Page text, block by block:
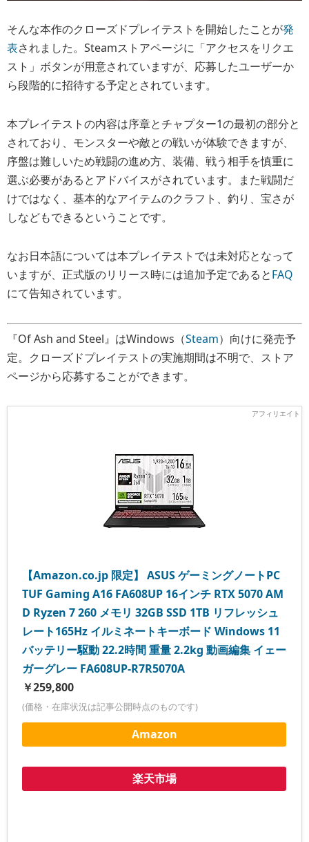
そんな本作のクローズドプレイテストを開始したことが発
表されました。Steamストアページに「アクセスをリクエ
スト」ボタンが用意されていますが、応募したユーザーか
ら段階的に招待する予定とされています。
本プレイテストの内容は序章とチャプター1の最初の部分と
されており、モンスターや敵との戦いが体験できますが、
序盤は難しいため戦闘の進め方、装備、戦う相手を慎重に
選ぶ必要があるとアドバイスがされています。また戦闘だ
けではなく、基本的なアイテムのクラフト、釣り、宝さが
しなどもできるということです。
なお日本語については本プレイテストでは未対応となって
いますが、正式版のリリース時には追加予定であるとFAQ
にて告知されています。
『Of Ash and Steel』はWindows（Steam）向けに発売予
定。クローズドプレイテストの実施期間は不明で、ストア
ページから応募することができます。
【Amazon.co.jp 限定】 ASUS ゲーミングノートPC
TUF Gaming A16 FA608UP 16インチ RTX 5070 AM
D Ryzen 7 260 メモリ 32GB SSD 1TB リフレッシュ
レート165Hz イルミネートキーボード Windows 11
バッテリー駆動 22.2時間 重量 2.2kg 動画編集 イェー
ガーグレー FA608UP-R7R5070A
￥259,800
(価格・在庫状況は記事公開時点のものです)
Amazon
楽天市場